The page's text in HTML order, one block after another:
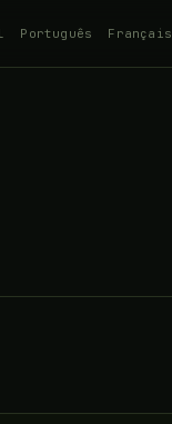
Português Français